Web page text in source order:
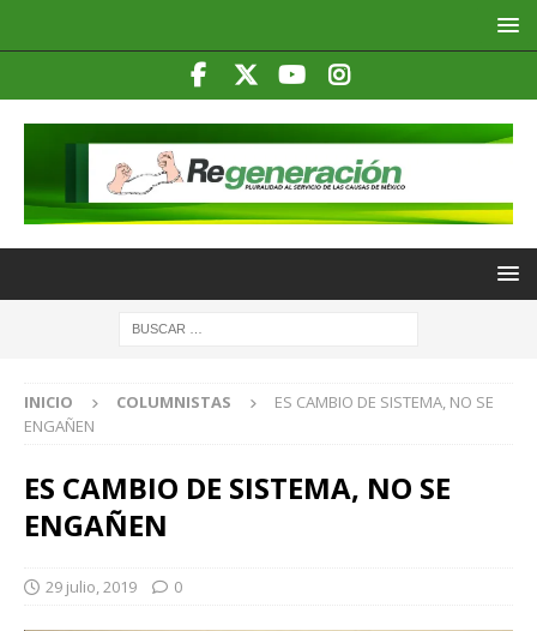
INICIO COLUMNISTAS
ES CAMBIO DE SISTEMA, NO SE
ENGAÑEN
ES CAMBIO DE SISTEMA, NO SE
ENGAÑEN
29 julio, 2019 0